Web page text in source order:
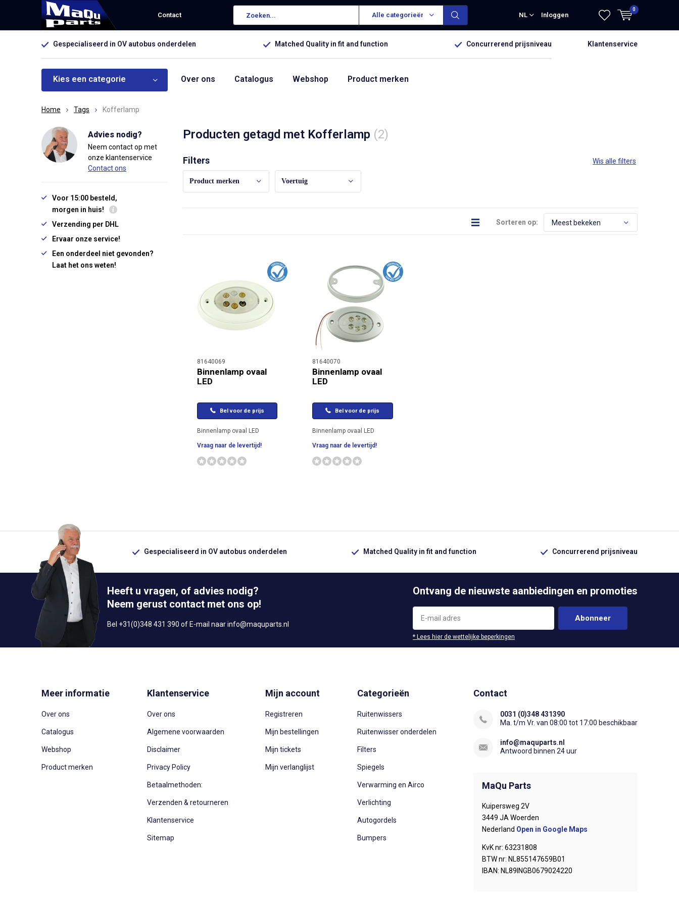
Contact Alle categorieën NL Inloggen
0
Gespecialiseerd in OV autobus onderdelen Matched Quality in fit and function Concurrerend prijsniveau Klantenservice
Kies een categorie Over ons Catalogus Webshop Product merken
Home Tags Kofferlamp
Producten getagd met Kofferlamp (2)
Sorteren op:
Filters Wis alle filters
Product merken Voertuig
Sorteren op:
81640069
Binnenlamp ovaal
LED
Bel voor de prijs
Binnenlamp ovaal LED
Vraag naar de levertijd!
81640070
Binnenlamp ovaal
LED
Bel voor de prijs
Binnenlamp ovaal LED
Vraag naar de levertijd!
Advies nodig?
Neem contact op met
onze klantenservice
Contact ons
Voor 15:00 besteld,
morgen in huis!
Verzending per DHL
Ervaar onze service!
Een onderdeel niet gevonden?
Laat het ons weten!
Gespecialiseerd in OV autobus onderdelen Matched Quality in fit and function Concurrerend prijsniveau
Heeft u vragen, of advies nodig?
Neem gerust contact met ons op!
Bel +31(0)348 431 390 of E-mail naarinfo@maquparts.nl
Ontvang de nieuwste aanbiedingen en promoties
Abonneer
* Lees hier de wettelijke beperkingen
Meer informatie
Over ons
Catalogus
Webshop
Product merken
Klantenservice
Over ons
Algemene voorwaarden
Disclaimer
Privacy Policy
Betaalmethoden:
Verzenden & retourneren
Klantenservice
Sitemap
Mijn account
Registreren
Mijn bestellingen
Mijn tickets
Mijn verlanglijst
Categorieën
Ruitenwissers
Ruitenwisser onderdelen
Filters
Spiegels
Verwarming en Airco
Verlichting
Autogordels
Bumpers
Contact
0031 (0)348 431390
Ma. t/m Vr. van 08:00 tot 17:00 beschikbaar
info@maquparts.nl
Antwoord binnen 24 uur
MaQu Parts
Kuipersweg 2V
3449 JA Woerden
Nederland Open in Google Maps
KvK nr: 63231808
BTW nr: NL855147659B01
IBAN: NL89INGB0679024220